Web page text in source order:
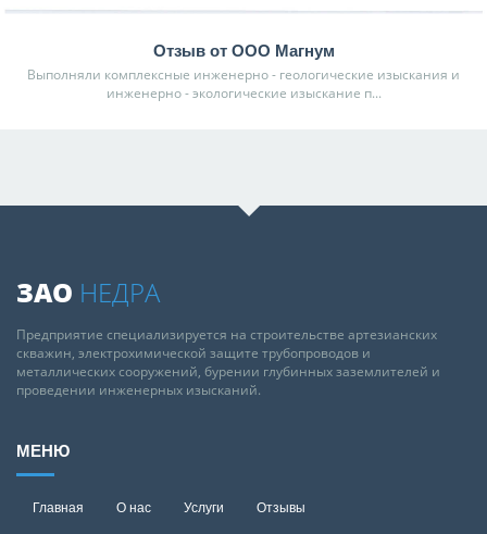
Отзыв от ООО Магнум
Выполняли комплексные инженерно - геологические изыскания и
инженерно - экологические изыскание п...
ЗАО НЕДРА
Предприятие специализируется на строительстве артезианских
скважин, электрохимической защите трубопроводов и
металлических сооружений, бурении глубинных заземлителей и
проведении инженерных изысканий.
МЕНЮ
Главная О нас Услуги Отзывы